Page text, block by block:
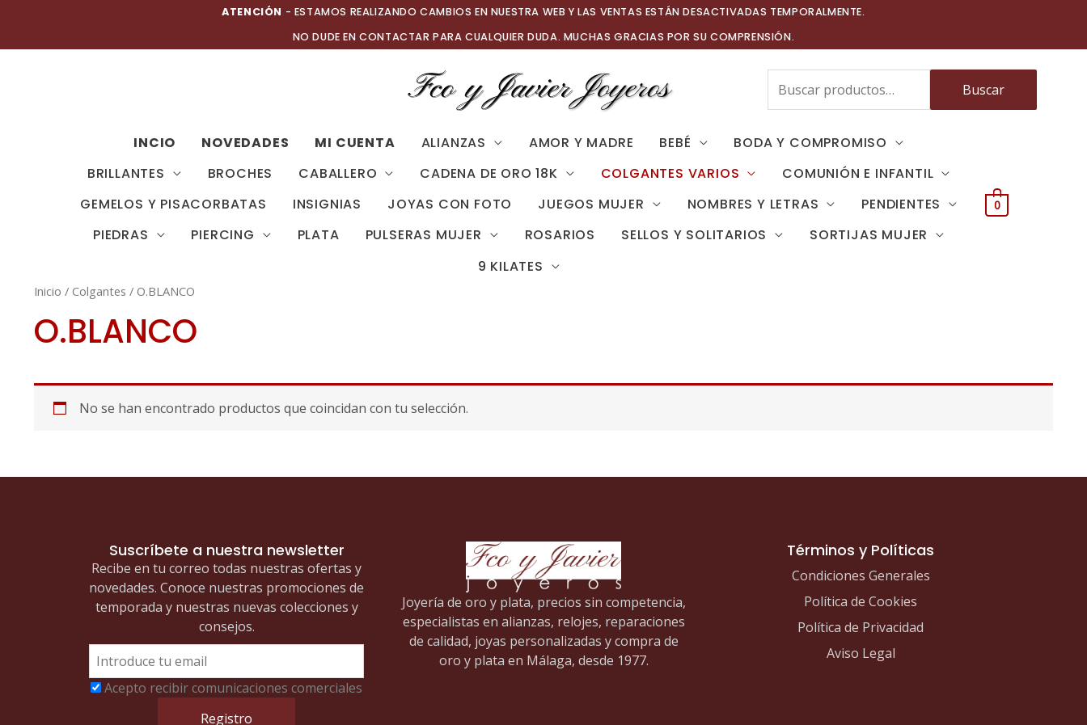
contenido
ATENCIÓN - ESTAMOS REALIZANDO CAMBIOS EN NUESTRA WEB Y LAS VENTAS ESTÁN DESACTIVADAS TEMPORALMENTE.
NO DUDE EN CONTACTAR PARA CUALQUIER DUDA. MUCHAS GRACIAS POR SU COMPRENSIÓN.
Buscar
por:
Buscar
INCIO NOVEDADES MI CUENTA ALIANZAS AMOR Y MADRE BEBÉ
BODA Y COMPROMISO
BRILLANTES
BROCHES CABALLERO CADENA DE ORO 18K COLGANTES VARIOS
COMUNIÓN E INFANTIL
GEMELOS Y PISACORBATAS
INSIGNIAS JOYAS CON FOTO JUEGOS MUJER NOMBRES Y LETRAS
PENDIENTES
PIEDRAS
PIERCING PLATA PULSERAS MUJER ROSARIOS SELLOS Y SOLITARIOS
SORTIJAS MUJER
9 KILATES
0
Inicio / Colgantes / O.BLANCO
O.BLANCO
No se han encontrado productos que coincidan con tu selección.
Suscríbete a nuestra newsletter
Recibe en tu correo todas nuestras ofertas y
novedades. Conoce nuestras promociones de
temporada y nuestras nuevas colecciones y
consejos.
Acepto recibir comunicaciones comerciales
Joyería de oro y plata, precios sin competencia,
especialistas en alianzas, relojes, reparaciones
de calidad, joyas personalizadas y compra de
oro y plata en Málaga, desde 1977.
Términos y Políticas
Condiciones Generales
Política de Cookies
Política de Privacidad
Aviso Legal